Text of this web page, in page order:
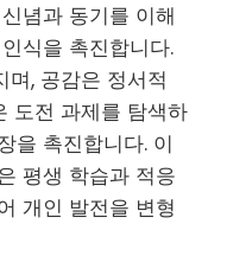
념과 동기를 이해
식을 촉진합니다.
, 공감은 정서적
도전 과제를 탐색하
을 촉진합니다. 이
평생 학습과 적응
개인 발전을 변형